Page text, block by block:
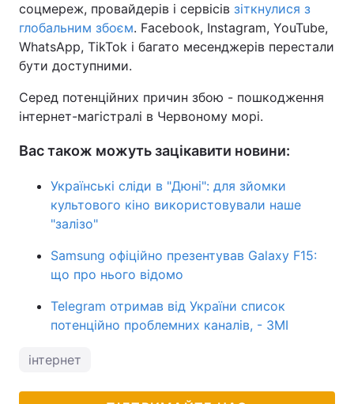
соцмереж, провайдерів і сервісів зіткнулися з
глобальним збоєм. Facebook, Instagram, YouTube,
WhatsApp, TikTok і багато месенджерів перестали
бути доступними.
Серед потенційних причин збою - пошкодження
інтернет-магістралі в Червоному морі.
Вас також можуть зацікавити новини:
Українські сліди в "Дюні": для зйомки
культового кіно використовували наше
"залізо"
Samsung офіційно презентував Galaxy F15:
що про нього відомо
Telegram отримав від України список
потенційно проблемних каналів, - ЗМІ
інтернет